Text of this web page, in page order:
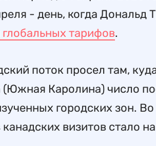
- день, когда
тарифов.
поток просел там,
(Южная Каролина) число
городских зон.
визитов стало